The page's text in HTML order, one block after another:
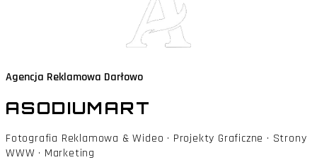
Agencja Reklamowa Darłowo
ASODIUMART
Fotografia Reklamowa & Wideo · Projekty Graficzne · Strony
WWW · Marketing